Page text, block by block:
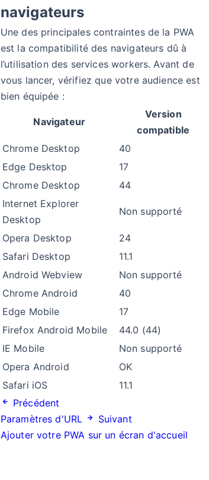
navigateurs
Une des principales contraintes de la PWA
est la compatibilité des navigateurs dû à
l’utilisation des services workers. Avant de
vous lancer, vérifiez que votre audience est
bien équipée :
Navigateur
Version
compatible
Chrome Desktop
40
Edge Desktop
17
Chrome Desktop
44
Internet Explorer
Desktop
Non supporté
Opera Desktop
24
Safari Desktop
11.1
Android Webview
Non supporté
Chrome Android
40
Edge Mobile
17
Firefox Android Mobile
44.0 (44)
IE Mobile
Non supporté
Opera Android
OK
Safari iOS
11.1
Précédent
Paramètres d'URL
Suivant
Ajouter votre PWA sur un écran d'accueil